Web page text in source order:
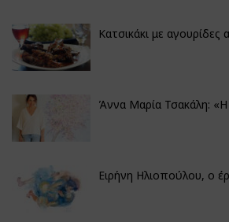
Κατσικάκι με
Άννα Μαρία Τσακάλη: «Η
Ειρήνη Ηλιοπούλου, ο